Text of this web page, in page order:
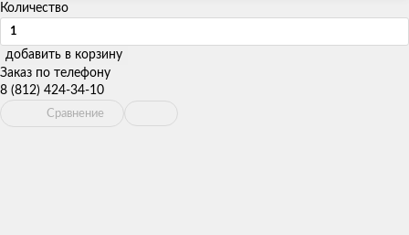
Количество
добавить в корзину
Заказ по телефону
8 (812) 424-34-10
Сравнение